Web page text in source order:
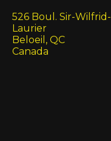
526 Boul. Sir-Wilfrid-
Laurier
Beloeil, QC
Canada